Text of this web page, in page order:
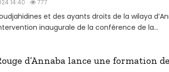
14:40 777
et des ayants droits de la wilaya
inaugurale de la conférence de la...
d’Annaba lance une formation